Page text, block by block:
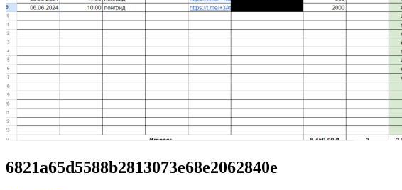
6821a65d5588b2813073e68e2062840e